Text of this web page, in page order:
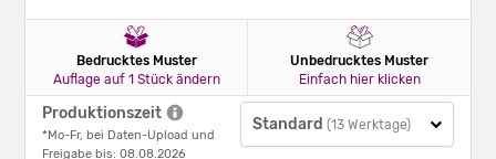
Bedrucktes Muster
Auflage auf 1 Stück ändern
Unbedrucktes Muster
Einfach hier klicken
Produktionszeit
*Mo-Fr, bei Daten-Upload und
Freigabe bis: 08.08.2026
Standard (13 Werktage)